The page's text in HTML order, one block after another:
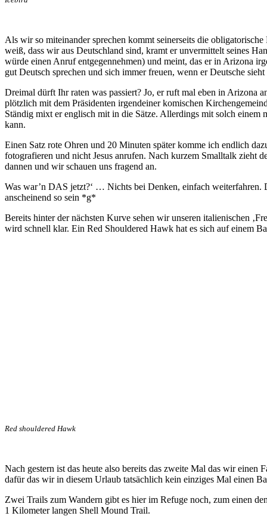
Als wir so miteinander sprechen kommt seinerseits die
weiß, dass wir aus Deutschland sind, kramt er unvermittelt seines
würde einen Anruf entgegennehmen) und meint, das er in Arizona
gut Deutsch sprechen und sich immer freuen, wenn er Deutsche
Dreimal dürft Ihr raten was passiert? Jo, er ruft mal eben in Arizona
plötzlich mit dem Präsidenten irgendeiner komischen
Ständig mixt er englisch mit in die Sätze. Allerdings mit solch einem
kann.
Einen Satz rote Ohren und 20 Minuten später komme ich endlich
fotografieren und nicht Jesus anrufen. Nach kurzem Smalltalk zieht
dannen und wir schauen uns fragend an.
Was war’n DAS jetzt?‘ … Nichts bei Denken, einfach weiterfahren.
anscheinend so sein *g*
Bereits hinter der nächsten Kurve sehen wir unseren italienischen
wird schnell klar. Ein Red Shouldered Hawk hat es sich auf einem
Red shouldered Hawk
Nach gestern ist das heute also bereits das zweite Mal das wir einen
dafür das wir in diesem Urlaub tatsächlich kein einziges Mal einen
Zwei Trails zum Wandern gibt es hier im Refuge noch, zum einen
1 Kilometer langen Shell Mound Trail.